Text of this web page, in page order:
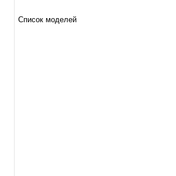
Список моделей